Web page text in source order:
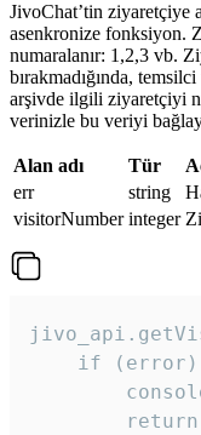
JivoChat’tin ziyaretçiye
asenkronize fonksiyon.
numaralanır: 1,2,3 vb.
bırakmadığında,
arşivde ilgili ziyaretçiyi
verinizle bu veriyi
Alan adı Tür
err
string
visitorNumber integer
if (error)